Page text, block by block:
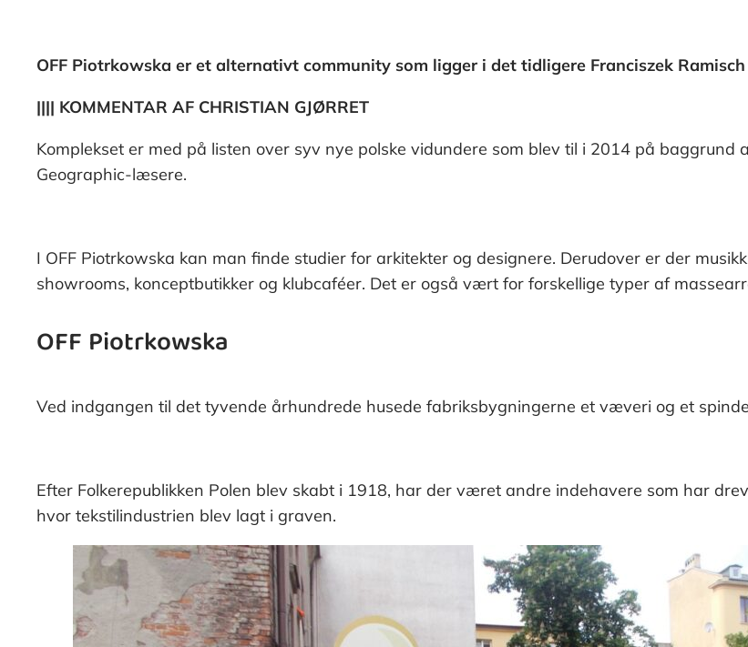
OFF Piotrkowska er et alternativt community som ligger i ​​det tidligere Franciszek
|||| KOMMENTAR AF CHRISTIAN GJØRRET
Komplekset er med på listen over syv nye polske vidundere som blev til i 2014 på
Geographic-læsere.
I OFF Piotrkowska kan man finde studier for arkitekter og designere. Derudover er der
showrooms, konceptbutikker og klubcaféer. Det er også vært for forskellige typer af
OFF Piotrkowska
Ved indgangen til det tyvende århundrede husede fabriksbygningerne et væveri og et
Efter Folkerepublikken Polen blev skabt i 1918, har der været andre indehavere som har
hvor tekstilindustrien blev lagt i graven.